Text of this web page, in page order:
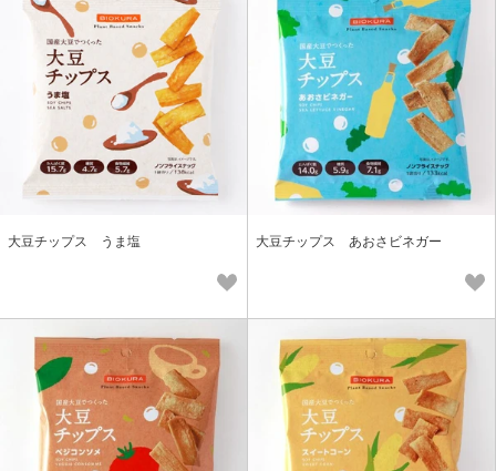
大豆チップス うま塩 大豆チップス あおさビネガー